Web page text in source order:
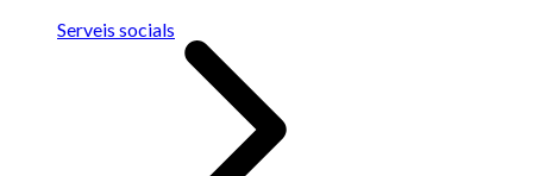
Serveis socials